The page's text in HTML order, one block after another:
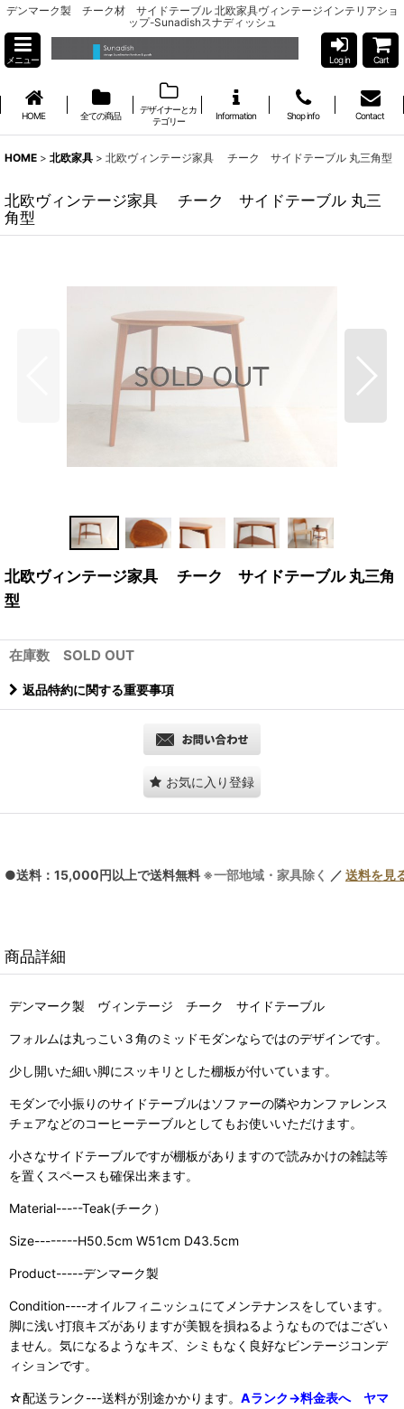
デンマーク製 チーク材 サイドテーブル 北欧家具ヴィンテージインテリアショ
ップ-Sunadishスナディッシュ
メニュー Log in Cart
HOME 全ての商品
デザイナーとカ
テゴリー
Information Shop info Contact
HOME > 北欧家具 > 北欧ヴィンテージ家具 チーク サイドテーブル 丸三角型
北欧ヴィンテージ家具 チーク サイドテーブル 丸三
角型
北欧ヴィンテージ家具 チーク サイドテーブル 丸三角
型
在庫数 SOLD OUT
返品特約に関する重要事項
お気に入り登録
●送料：15,000円以上で送料無料 ※一部地域・家具除く ／ 送料を見
商品詳細
デンマーク製 ヴィンテージ チーク サイドテーブル
フォルムは丸っこい３角のミッドモダンならではのデザインです。
少し開いた細い脚にスッキリとした棚板が付いています。
モダンで小振りのサイドテーブルはソファーの隣やカンファレンス
チェアなどのコーヒーテーブルとしてもお使いいただけます。
小さなサイドテーブルですが棚板がありますので読みかけの雑誌等
を置くスペースも確保出来ます。
Material-----Teak(チーク）
Size--------H50.5cm W51cm D43.5cm
Product-----デンマーク製
Condition----オイルフィニッシュにてメンテナンスをしています。
脚に浅い打痕キズがありますが美観を損ねるようなものではござい
ません。気になるようなキズ、シミもなく良好なビンテージコンデ
ィションです。
☆配送ランク---送料が別途かかります。 Aランク→料金表へ ヤマ